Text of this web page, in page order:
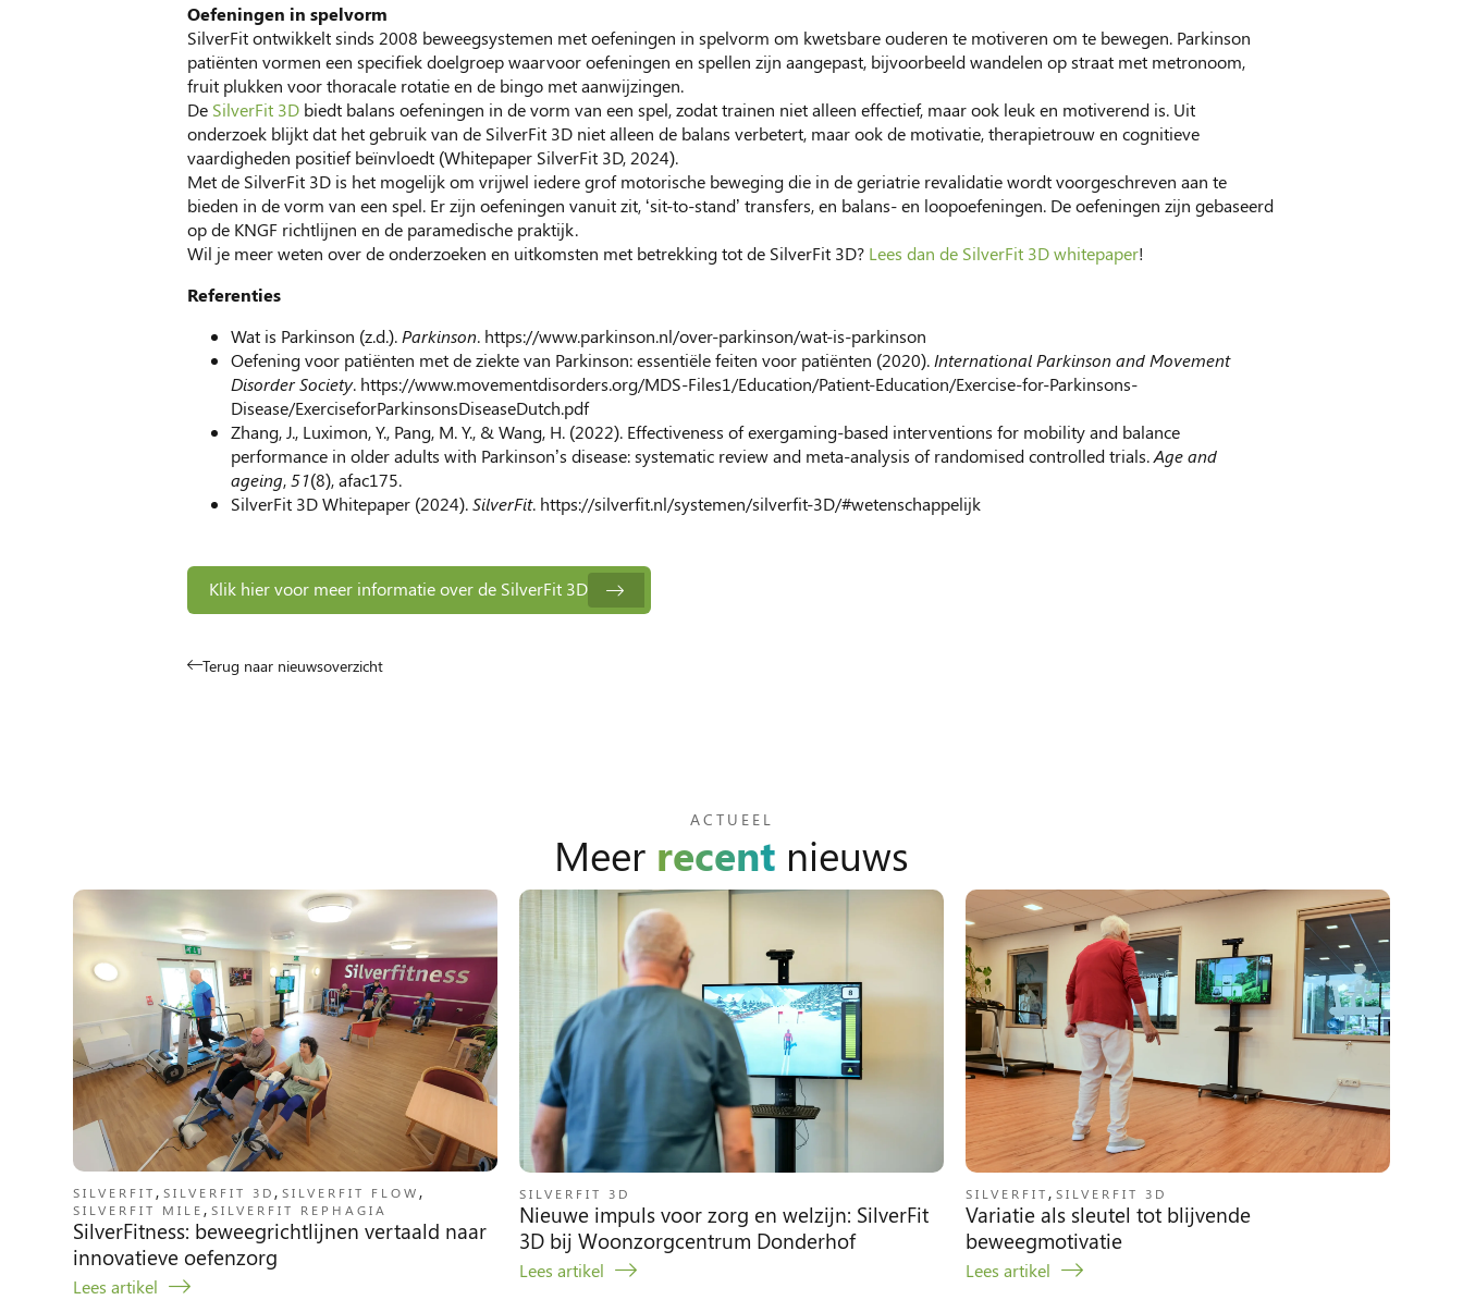
Oefeningen in spelvorm
SilverFit ontwikkelt sinds 2008 beweegsystemen met oefeningen in spelvorm om kwetsbare ouderen te motiveren om te bewegen. Parkinson
patiënten vormen een specifiek doelgroep waarvoor oefeningen en spellen zijn aangepast, bijvoorbeeld wandelen op straat met metronoom,
fruit plukken voor thoracale rotatie en de bingo met aanwijzingen.
De SilverFit 3D biedt balans oefeningen in de vorm van een spel, zodat trainen niet alleen effectief, maar ook leuk en motiverend is. Uit
onderzoek blijkt dat het gebruik van de SilverFit 3D niet alleen de balans verbetert, maar ook de motivatie, therapietrouw en cognitieve
vaardigheden positief beïnvloedt (Whitepaper SilverFit 3D, 2024).
Met de SilverFit 3D is het mogelijk om vrijwel iedere grof motorische beweging die in de geriatrie revalidatie wordt voorgeschreven aan te
bieden in de vorm van een spel. Er zijn oefeningen vanuit zit, ‘sit-to-stand’ transfers, en balans- en loopoefeningen. De oefeningen zijn gebaseerd
op de KNGF richtlijnen en de paramedische praktijk.
Wil je meer weten over de onderzoeken en uitkomsten met betrekking tot de SilverFit 3D? Lees dan de SilverFit 3D whitepaper!
Referenties
Wat is Parkinson (z.d.). Parkinson. https://www.parkinson.nl/over-parkinson/wat-is-parkinson
Oefening voor patiënten met de ziekte van Parkinson: essentiële feiten voor patiënten (2020). International Parkinson and Movement
Disorder Society. https://www.movementdisorders.org/MDS-Files1/Education/Patient-Education/Exercise-for-Parkinsons-
Disease/ExerciseforParkinsonsDiseaseDutch.pdf
Zhang, J., Luximon, Y., Pang, M. Y., & Wang, H. (2022). Effectiveness of exergaming-based interventions for mobility and balance
performance in older adults with Parkinson’s disease: systematic review and meta-analysis of randomised controlled trials.Age and
ageing,51(8), afac175.
SilverFit 3D Whitepaper (2024).SilverFit. https://silverfit.nl/systemen/silverfit-3D/#wetenschappelijk
Klik hier voor meer informatie over de SilverFit 3D
Terug naar nieuwsoverzicht
ACTUEEL
Meer recent nieuws
SILVERFIT, SILVERFIT 3D, SILVERFIT FLOW,
SILVERFIT MILE, SILVERFIT REPHAGIA
SilverFitness: beweegrichtlijnen vertaald naar
innovatieve oefenzorg
Lees artikel
SILVERFIT 3D
Nieuwe impuls voor zorg en welzijn: SilverFit
3D bij Woonzorgcentrum Donderhof
Lees artikel
SILVERFIT , SILVERFIT 3D
Variatie als sleutel tot blijvende
beweegmotivatie
Lees artikel